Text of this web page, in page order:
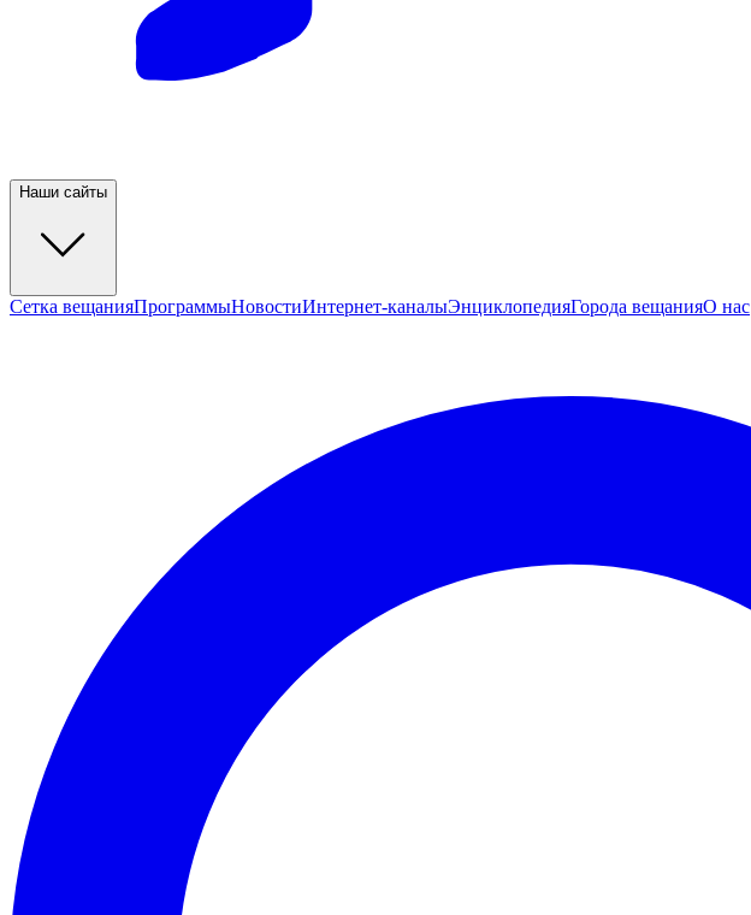
Наши сайты
Сетка вещанияПрограммыНовостиИнтернет-каналыЭнциклопедияГорода вещанияО нас